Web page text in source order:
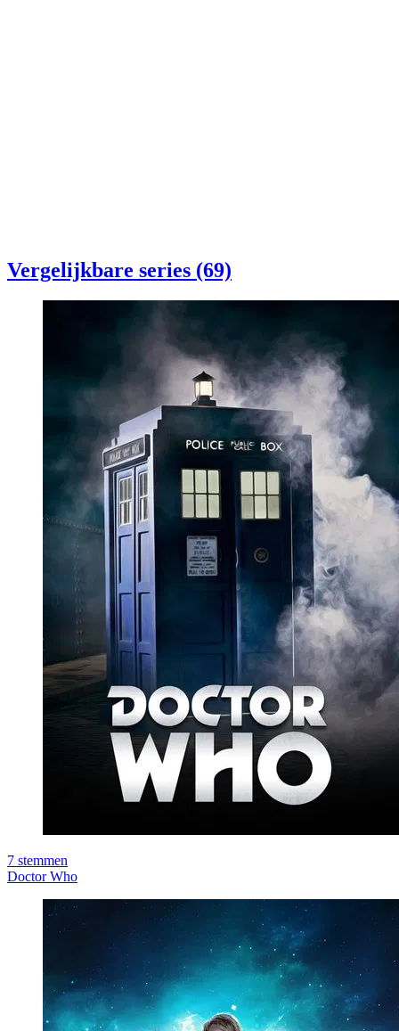
Vergelijkbare series (69)
7 stemmen
Doctor Who